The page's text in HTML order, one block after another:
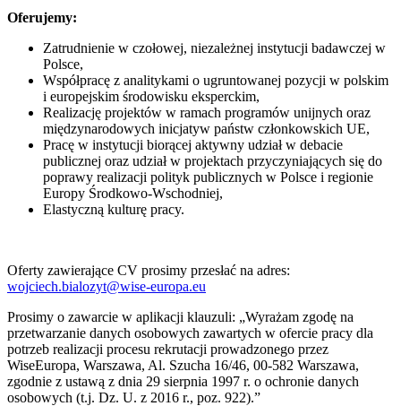
Oferujemy:
Zatrudnienie w czołowej, niezależnej instytucji badawczej w
Polsce,
Współpracę z analitykami o ugruntowanej pozycji w polskim
i europejskim środowisku eksperckim,
Realizację projektów w ramach programów unijnych oraz
międzynarodowych inicjatyw państw członkowskich UE,
Pracę w instytucji biorącej aktywny udział w debacie
publicznej oraz udział w projektach przyczyniających się do
poprawy realizacji polityk publicznych w Polsce i regionie
Europy Środkowo-Wschodniej,
Elastyczną kulturę pracy.
Oferty zawierające CV prosimy przesłać na adres:
wojciech.bialozyt@wise-europa.eu
Prosimy o zawarcie w aplikacji klauzuli: „Wyrażam zgodę na
przetwarzanie danych osobowych zawartych w ofercie pracy dla
potrzeb realizacji procesu rekrutacji prowadzonego przez
WiseEuropa, Warszawa, Al. Szucha 16/46, 00-582 Warszawa,
zgodnie z ustawą z dnia 29 sierpnia 1997 r. o ochronie danych
osobowych (t.j. Dz. U. z 2016 r., poz. 922).”